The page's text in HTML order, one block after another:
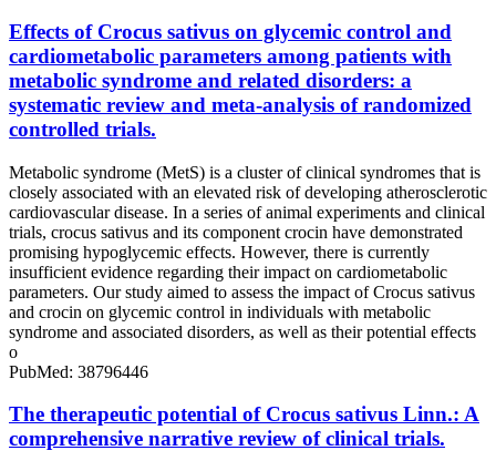
Effects of Crocus sativus on glycemic control and
cardiometabolic parameters among patients with
metabolic syndrome and related disorders: a
systematic review and meta-analysis of randomized
controlled trials.
Metabolic syndrome (MetS) is a cluster of clinical syndromes that is
closely associated with an elevated risk of developing atherosclerotic
cardiovascular disease. In a series of animal experiments and clinical
trials, crocus sativus and its component crocin have demonstrated
promising hypoglycemic effects. However, there is currently
insufficient evidence regarding their impact on cardiometabolic
parameters. Our study aimed to assess the impact of Crocus sativus
and crocin on glycemic control in individuals with metabolic
syndrome and associated disorders, as well as their potential effects
o
PubMed: 38796446
The therapeutic potential of Crocus sativus Linn.: A
comprehensive narrative review of clinical trials.